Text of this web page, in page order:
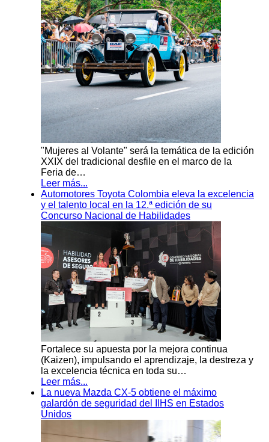
"Mujeres al Volante" será la temática de la edición
XXIX del tradicional desfile en el marco de la
Feria de…
Leer más...
Automotores Toyota Colombia eleva la excelencia
y el talento local en la 12.ª edición de su
Concurso Nacional de Habilidades
Fortalece su apuesta por la mejora continua
(Kaizen), impulsando el aprendizaje, la destreza y
la excelencia técnica en toda su…
Leer más...
La nueva Mazda CX-5 obtiene el máximo
galardón de seguridad del IIHS en Estados
Unidos